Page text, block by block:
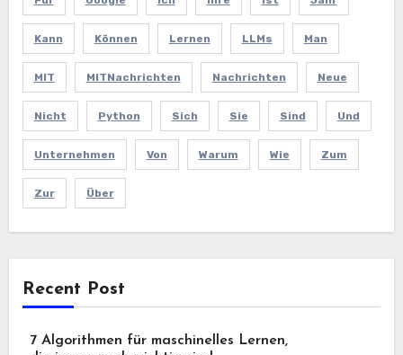
Kann Können Lernen LLMs Man
MIT MITNachrichten Nachrichten Neue
Nicht Python Sich Sie Sind Und
Unternehmen Von Warum Wie Zum
Zur Über
Recent Post
7 Algorithmen für maschinelles Lernen,